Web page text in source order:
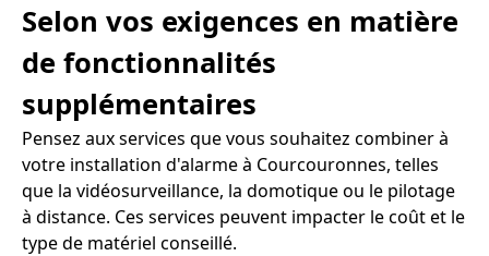
Selon vos exigences en matière
de fonctionnalités
supplémentaires
Pensez aux services que vous souhaitez combiner à
votre installation d'alarme à Courcouronnes, telles
que la vidéosurveillance, la domotique ou le pilotage
à distance. Ces services peuvent impacter le coût et le
type de matériel conseillé.